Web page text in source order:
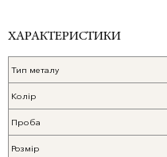
ХАРАКТЕРИСТИКИ
Тип металу
Колір
Проба
Розмір